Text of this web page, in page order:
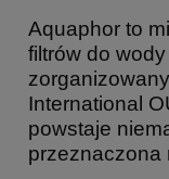
Aquaphor to
filtrów do
International
powstaje
przeznaczona